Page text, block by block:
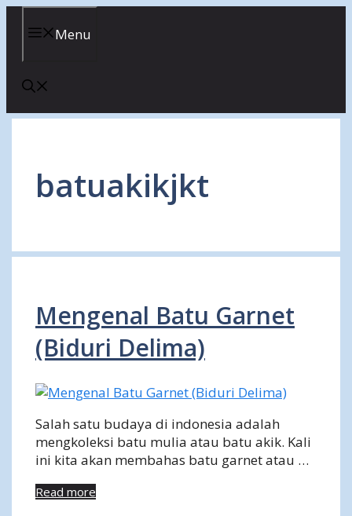
Menu
batuakikjkt
Mengenal Batu Garnet
(Biduri Delima)
Salah satu budaya di indonesia adalah
mengkoleksi batu mulia atau batu akik. Kali
ini kita akan membahas batu garnet atau …
Read more